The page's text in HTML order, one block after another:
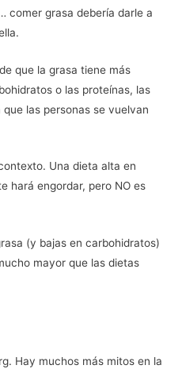
comer grasa debería darle a
que la grasa tiene más
o las proteínas, las
las personas se vuelvan
Una dieta alta en
hará engordar, pero NO es
(y bajas en carbohidratos)
mayor que las dietas
Hay muchos más mitos en la